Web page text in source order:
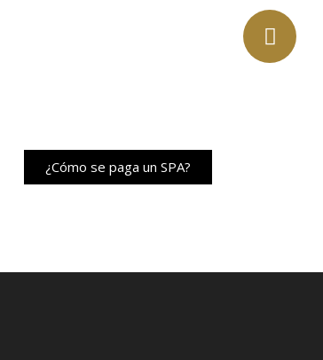
¿Cómo se paga un SPA?